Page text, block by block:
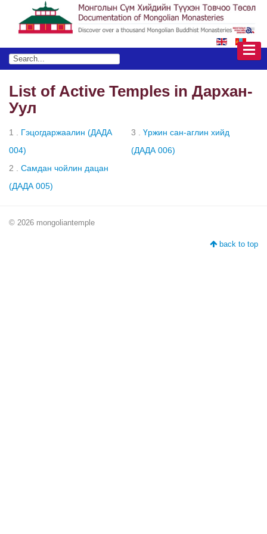
List of Active Temples in Дархан-
Уул
1 . Гэцогдаржаалин (ДАДА
004)
2 . Самдан чойлин дацан
(ДАДА 005)
3 . Үржин сан-аглин хийд
(ДАДА 006)
© 2026 mongoliantemple
back to top